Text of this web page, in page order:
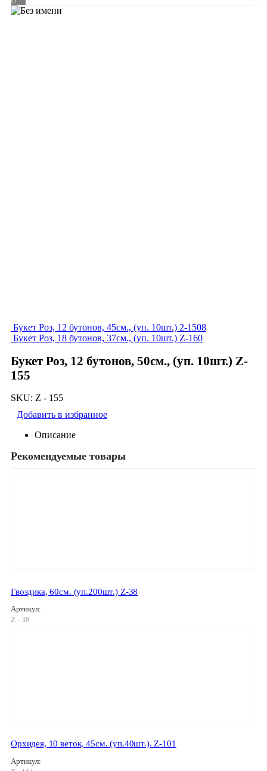
Букет Роз, 12 бутонов, 45см., (уп. 10шт.) 2-1508
Букет Роз, 18 бутонов, 37см., (уп. 10шт.) Z-160
Букет Роз, 12 бутонов, 50см., (уп. 10шт.) Z-
155
SKU: Z - 155
Добавить в избранное
Описание
Рекомендуемые товары
Гвоздика, 60см. (уп.200шт.) Z-38
Артикул:
Z - 38
Орхидея, 10 веток, 45см. (уп.40шт.). Z-101
Артикул: